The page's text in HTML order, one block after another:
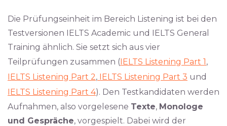
Die Prüfungseinheit im Bereich Listening ist bei den
Testversionen IELTS Academic und IELTS General
Training ähnlich. Sie setzt sich aus vier
Teilprüfungen zusammen (IELTS Listening Part 1,
IELTS Listening Part 2, IELTS Listening Part 3 und
IELTS Listening Part 4). Den Testkandidaten werden
Aufnahmen, also vorgelesene Texte, Monologe
und Gespräche, vorgespielt. Dabei wird der